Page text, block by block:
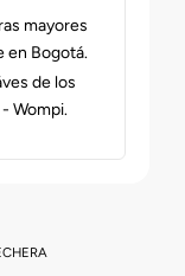
mayores
en Bogotá.
de los
Wompi.